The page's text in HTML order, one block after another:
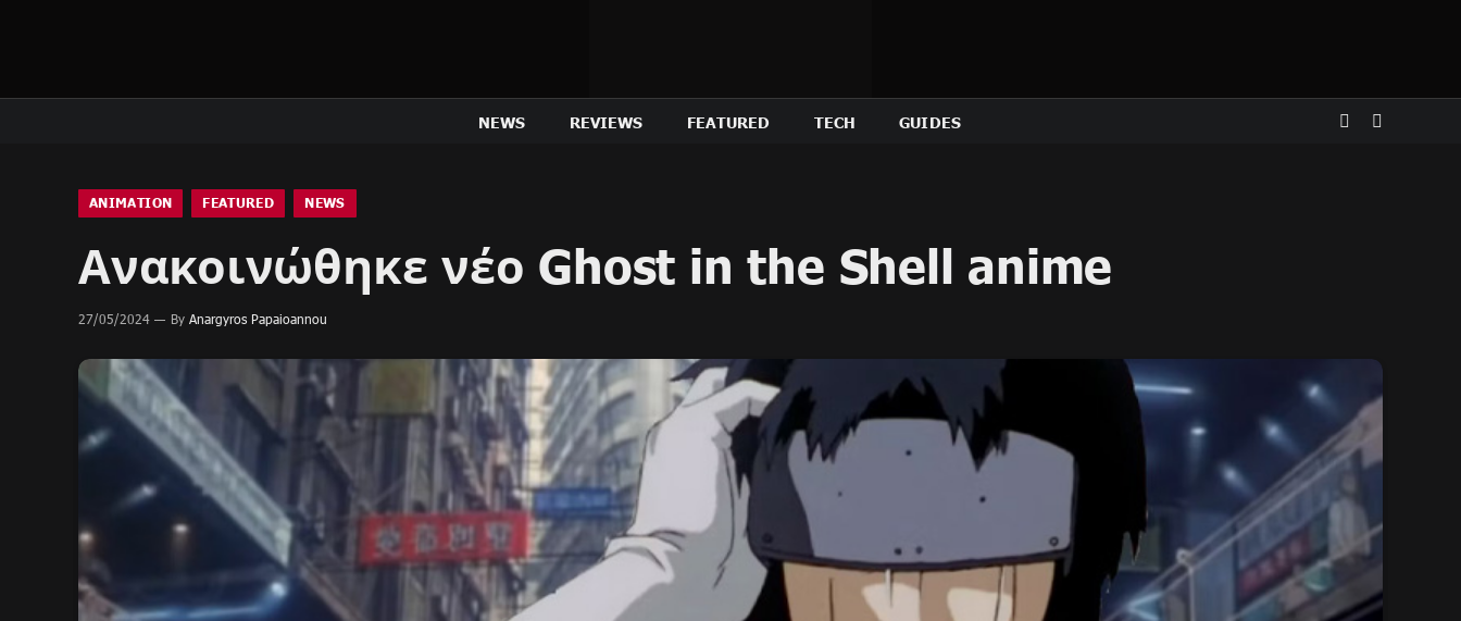
NEWS REVIEWS FEATURED TECH GUIDES
ANIMATION FEATURED NEWS
Ανακοινώθηκε νέο Ghost in the Shell anime
27/05/2024 By Anargyros Papaioannou